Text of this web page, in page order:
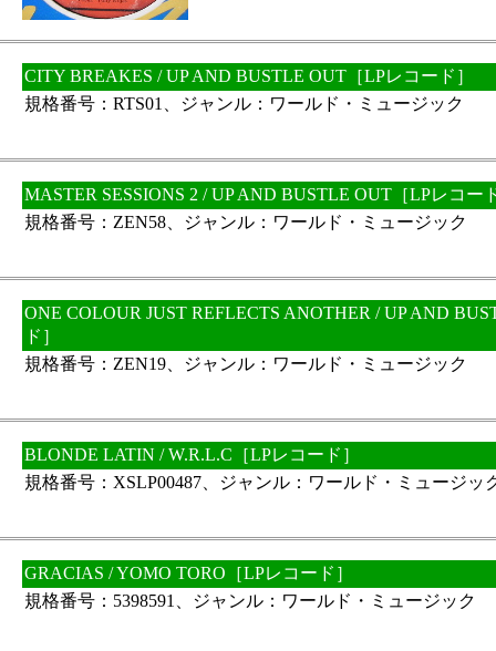
CITY BREAKES / UP AND BUSTLE OUT［LPレコード］
規格番号：RTS01、ジャンル：ワールド・ミュージック
MASTER SESSIONS 2 / UP AND BUSTLE OUT［LPレコー
規格番号：ZEN58、ジャンル：ワールド・ミュージック
ONE COLOUR JUST REFLECTS ANOTHER / UP AND
ド］
規格番号：ZEN19、ジャンル：ワールド・ミュージック
BLONDE LATIN / W.R.L.C［LPレコード］
規格番号：XSLP00487、ジャンル：ワールド・ミュージッ
GRACIAS / YOMO TORO［LPレコード］
規格番号：5398591、ジャンル：ワールド・ミュージック